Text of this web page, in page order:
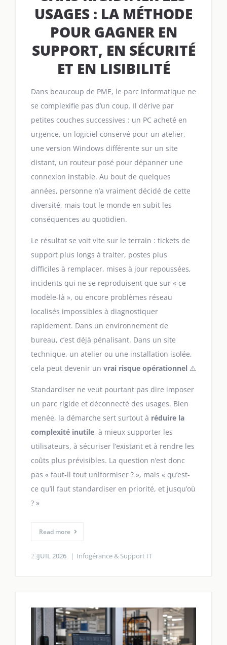
USAGES : LA MÉTHODE
POUR GAGNER EN
SUPPORT, EN SÉCURITÉ
ET EN LISIBILITÉ
Dans beaucoup de PME, le parc informatique ne
se complexifie pas d’un coup. Il dérive par
petites couches successives : un PC acheté en
urgence, un logiciel conservé pour un atelier,
une version Windows différente sur un site
distant, un routeur posé pour dépanner une
connexion instable. Au bout de quelques
années, personne n’a vraiment décidé de cette
diversité, mais tout le monde en subit les
conséquences au quotidien.
Le résultat se voit vite sur le terrain : tickets de
support plus longs à traiter, postes plus
difficiles à remplacer, mises à jour repoussées,
incidents qui ne se reproduisent que sur « ce
modèle-là », ou encore problèmes réseau
localisés impossibles à diagnostiquer
rapidement. Dans un environnement de
bureau, c’est déjà pénalisant. Dans un site
technique, un atelier ou une installation isolée,
cela peut devenir un vrai risque opérationnel ⚠️
Standardiser ne veut pourtant pas dire imposer
un parc rigide et déconnecté des usages. Bien
menée, la démarche sert surtout à réduire la
complexité inutile, à mieux supporter les
utilisateurs, à sécuriser l’existant et à rendre les
coûts plus prévisibles. La question n’est donc
pas « faut-il tout uniformiser ? », mais « qu’est-
ce qu’il faut standardiser en priorité, et jusqu’où
? »
Read more
23JUIL 2026 Infogérance & Support IT